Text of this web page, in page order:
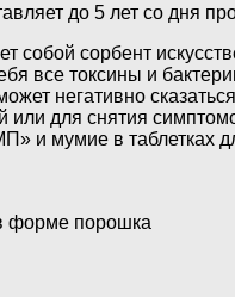
до 5 лет со дня
собой сорбент
все токсины и
негативно
для снятия
и мумие в таблетках
форме порошка